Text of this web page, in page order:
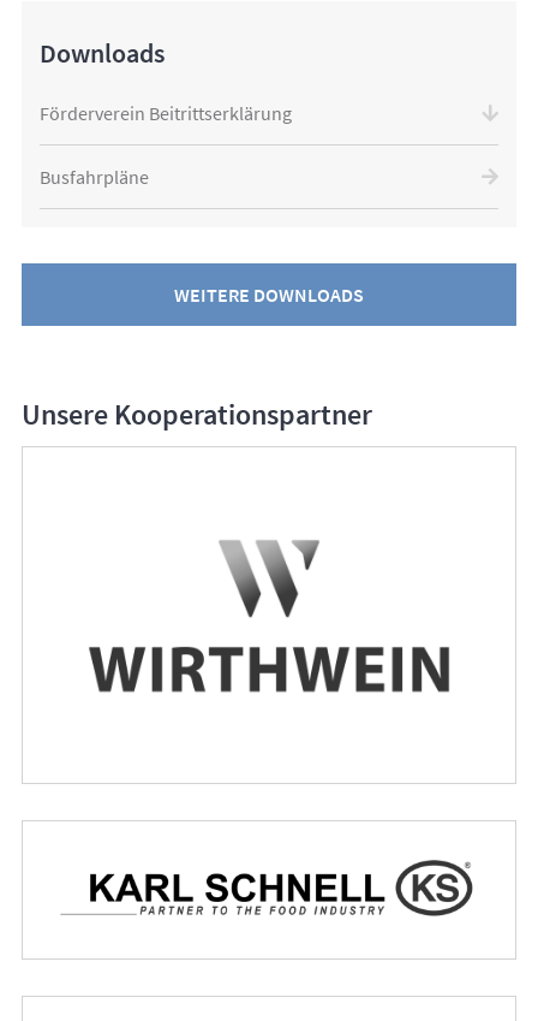
Downloads
Förderverein Beitrittserklärung
Busfahrpläne
WEITERE DOWNLOADS
Unsere Kooperationspartner